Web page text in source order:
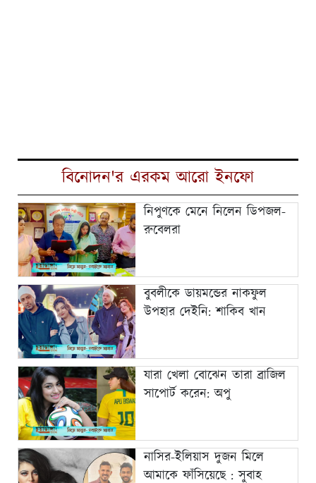
বিনোদন'র এরকম আরো ইনফো
নিপুণকে মেনে নিলেন ডিপজল-
রুবেলরা
বুবলীকে ডায়মন্ডের নাকফুল
উপহার দেইনি: শাকিব খান
যারা খেলা বোঝেন তারা ব্রাজিল
সাপোর্ট করেন: অপু
নাসির-ইলিয়াস দুজন মিলে
আমাকে ফাঁসিয়েছে : সুবাহ